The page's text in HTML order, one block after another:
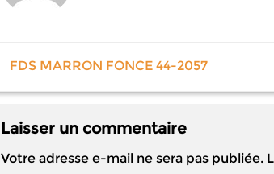
FDS MARRON FONCE 44-2057
Laisser un commentaire
Votre adresse e-mail ne sera pas publiée.